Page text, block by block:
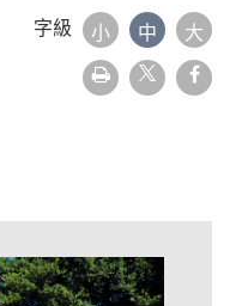
字級 小 中 大
友
善